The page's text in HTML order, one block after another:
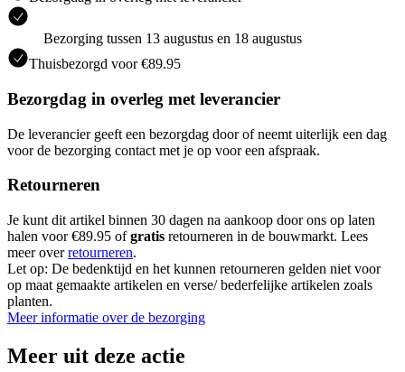
Bezorging tussen 13 augustus en 18 augustus
Thuisbezorgd voor €89.95
Bezorgdag in overleg met leverancier
De leverancier geeft een bezorgdag door of neemt uiterlijk een dag
voor de bezorging contact met je op voor een afspraak.
Retourneren
Je kunt dit artikel binnen 30 dagen na aankoop door ons op laten
halen voor €89.95 ofgratis retourneren in de bouwmarkt. Lees
meer overretourneren.
Let op: De bedenktijd en het kunnen retourneren gelden niet voor
op maat gemaakte artikelen en verse/ bederfelijke artikelen zoals
planten.
Meer informatie over de bezorging
Meer uit deze actie